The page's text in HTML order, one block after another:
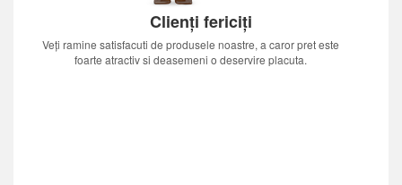
Clienți fericiți
Veți ramine satisfacuti de produsele noastre, a caror pret este
foarte atractiv si deasemeni o deservire placuta.